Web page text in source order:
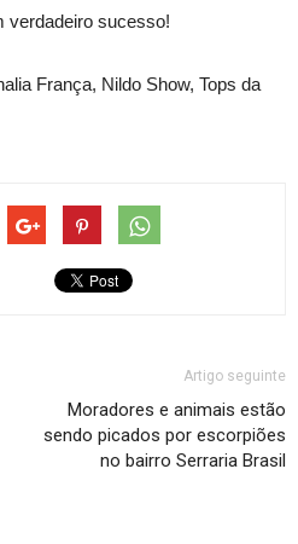
verdadeiro sucesso!
França, Nildo Show, Tops da
Artigo seguinte
Moradores e animais estão
sendo picados por escorpiões
no bairro Serraria Brasil